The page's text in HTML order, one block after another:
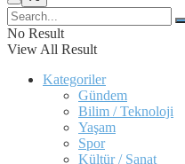
No Result
View All Result
Kategoriler
Gündem
Bilim / Teknoloji
Yaşam
Spor
Kültür / Sanat